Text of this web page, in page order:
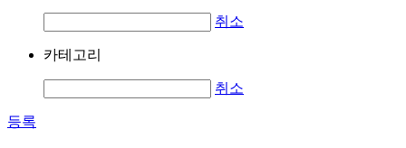
취소
카테고리
취소
등록